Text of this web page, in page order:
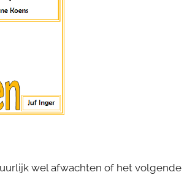
wel afwachten of het volgende